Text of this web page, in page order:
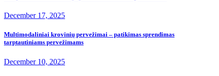
December 17, 2025
Multimodaliniai krovinių pervežimai – patikimas sprendimas
tarptautiniams pervežimams
December 10, 2025